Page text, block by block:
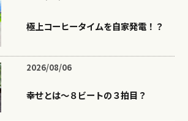
極上コーヒータイムを自家発電！？
2026/08/06
幸せとは〜８ビートの３拍目？